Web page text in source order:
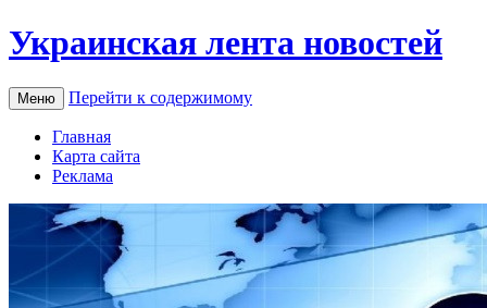
Украинская лента новостей
Меню Перейти к содержимому
Главная
Карта сайта
Реклама